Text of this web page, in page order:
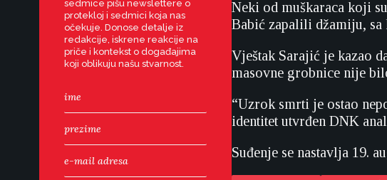
sedmice pišu newslettere o
protekloj i sedmici koja nas
očekuje. Donose detalje iz
redakcije, iskrene reakcije na
priče i kontekst o događajima
koji oblikuju našu stvarnost.
Neki od muškaraca koji
Babić zapalili džamiju,
Vještak Sarajić je kazao
masovne grobnice nije
“Uzrok smrti je ostao
identitet utvrđen DNK
Suđenje se nastavlja 19.